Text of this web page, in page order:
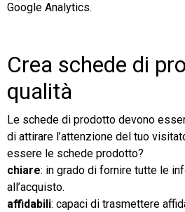
Google Analytics.
Crea schede di
qualità
Le schede di prodotto devono
di attirare l’attenzione del tuo
essere le schede prodotto?
chiare: in grado di fornire tutte le
all’acquisto.
affidabili: capaci di trasmettere